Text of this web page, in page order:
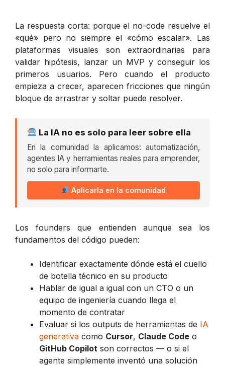
La respuesta corta: porque el no-code resuelve el
«qué» pero no siempre el «cómo escalar». Las
plataformas visuales son extraordinarias para
validar hipótesis, lanzar un MVP y conseguir los
primeros usuarios. Pero cuando el producto
empieza a crecer, aparecen fricciones que ningún
bloque de arrastrar y soltar puede resolver.
La IA no es solo para leer sobre ella
En la comunidad la aplicamos: automatización,
agentes IA y herramientas reales para emprender,
no solo para informarte.
Aplicarla en la comunidad
Los founders que entienden aunque sea los
fundamentos del código pueden:
Identificar exactamente dónde está el cuello
de botella técnico en su producto
Hablar de igual a igual con un CTO o un
equipo de ingeniería cuando llega el
momento de contratar
Evaluar si los outputs de herramientas de IA
generativa como Cursor, Claude Code o
GitHub Copilot son correctos — o si el
agente simplemente inventó una solución